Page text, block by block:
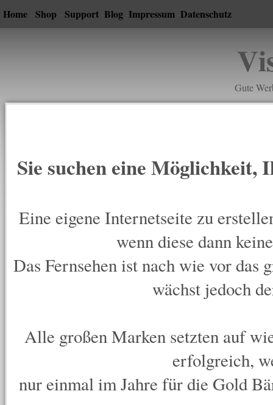
Home Shop Support Blog Impressum Datenschutz
Gute
Sie suchen eine Möglichkeit,
Eine eigene Internetseite zu
wenn diese dann
Das Fernsehen ist nach wie vor
wächst jedoch
Alle großen Marken setzten auf
erfolgreich,
nur einmal im Jahre fürdie Gold